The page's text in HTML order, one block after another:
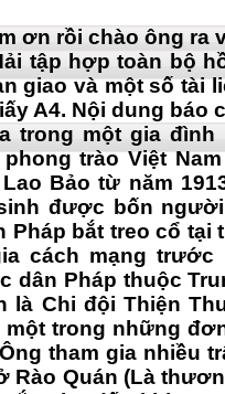
ơn rồi chào ông ra
tập hợp toàn bộ
giao và một số tài
A4. Nội dung báo
trong một gia
trào Việt
Bảo từ năm
được bốn
Pháp bắt treo cổ tại
cách mạng trước
dân Pháp thuộc
là Chi đội Thiện
một trong những
tham gia nhiều
Rào Quán (Là